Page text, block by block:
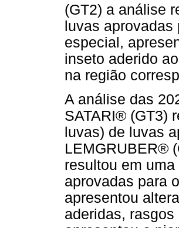
(GT2) a análise
luvas
especial,
inseto aderido
na região
A análise das
SATARI® (GT3)
luvas) de luvas
LEMGRUBER®
resultou em
aprovadas para
apresentou
aderidas,